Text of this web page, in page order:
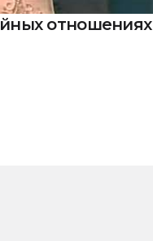
отношениях